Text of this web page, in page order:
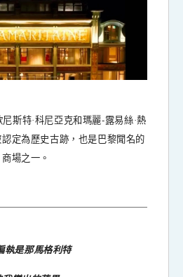
尼斯特·科尼亞克和瑪麗-露易絲·熱
定為歷史古跡，也是巴黎聞名的
商場之一。
執是那馬格利特